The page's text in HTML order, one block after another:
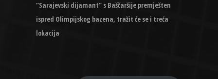
“Sarajevski dijamant” s Baščaršije premješten
ispred Olimpijskog bazena, tražit će se i treća
lokacija